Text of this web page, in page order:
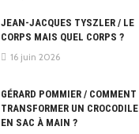
JEAN-JACQUES TYSZLER / LE
CORPS MAIS QUEL CORPS ?
16 juin 2026
GÉRARD POMMIER / COMMENT
TRANSFORMER UN CROCODILE
EN SAC À MAIN ?